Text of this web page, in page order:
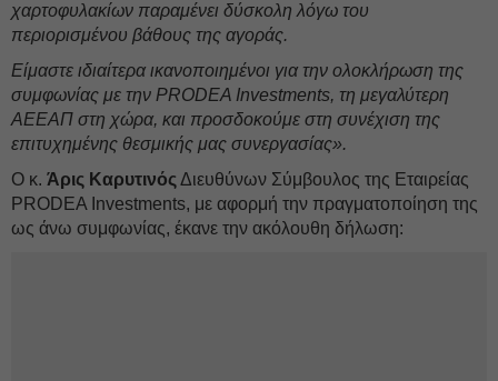
χαρτοφυλακίων παραμένει δύσκολη λόγω του
περιορισμένου βάθους της αγοράς.
Είμαστε ιδιαίτερα ικανοποιημένοι για την ολοκλήρωση της
συμφωνίας με την PRODEA Investments, τη μεγαλύτερη
ΑΕΕΑΠ στη χώρα, και προσδοκούμε στη συνέχιση της
επιτυχημένης θεσμικής μας συνεργασίας».
O κ. Άρις Καρυτινός Διευθύνων Σύμβουλος της Εταιρείας
PRODEA Investments, με αφορμή την πραγματοποίηση της
ως άνω συμφωνίας, έκανε την ακόλουθη δήλωση: